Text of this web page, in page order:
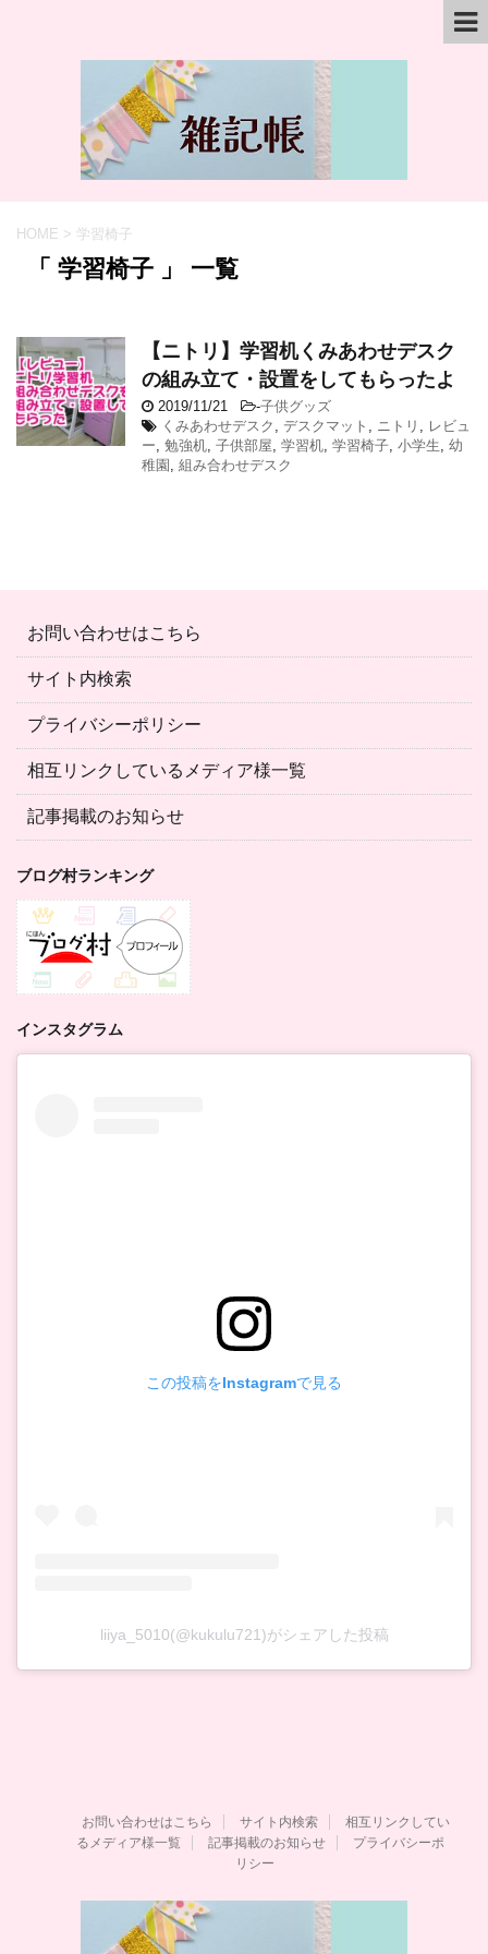
HOME > 学習椅子
「 学習椅子 」 一覧
【ニトリ】学習机くみあわせデスク
の組み立て・設置をしてもらったよ
2019/11/21 -子供グッズ
くみあわせデスク , デスクマット , ニトリ , レビュ
ー, 勉強机, 子供部屋, 学習机, 学習椅子, 小学生, 幼
稚園 , 組み合わせデスク
お問い合わせはこちら
サイト内検索
プライバシーポリシー
相互リンクしているメディア様一覧
記事掲載のお知らせ
ブログ村ランキング
インスタグラム
この投稿をInstagramで見る
liiya_5010(@kukulu721)がシェアした投稿
お問い合わせはこちら サイト内検索
相互リンクしてい
るメディア様一覧
記事掲載のお知らせ
プライバシーポ
リシー